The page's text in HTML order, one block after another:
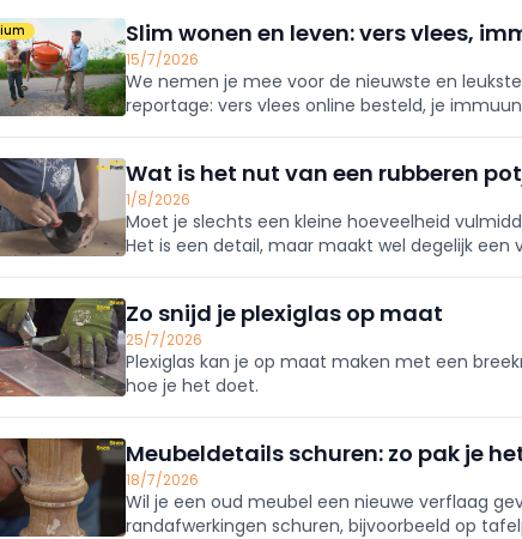
Slim wonen en leven: vers vlees,
15/7/2026
We nemen je mee voor de nieuwste en
reportage: vers vlees online besteld, je
Wat is het nut van een rubberen
1/8/2026
Moet je slechts een kleine hoeveelheid
Het is een detail, maar maakt wel degelijk een
Zo snijd je plexiglas op maat
25/7/2026
Plexiglas kan je op maat maken met een
hoe je het doet.
Meubeldetails schuren: zo pak je
18/7/2026
Wil je een oud meubel een nieuwe verflaag
randafwerkingen schuren, bijvoorbeeld op